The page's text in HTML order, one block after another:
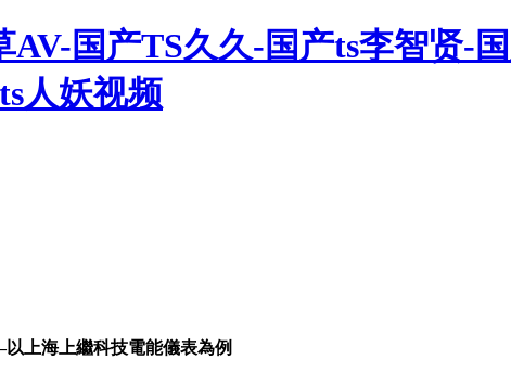
AV-国产TS久久-国产ts李智贤-
人妖视频
上海上繼科技電能儀表為例